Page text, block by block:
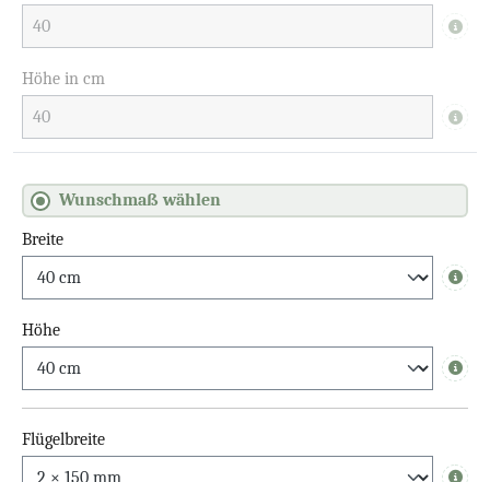
Info
Höhe in cm
Info
Wunschmaß wählen
Breite
Info
Höhe
Info
Flügelbreite